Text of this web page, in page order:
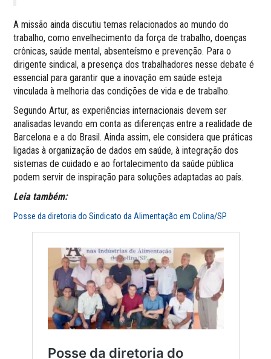
A missão ainda discutiu temas relacionados ao mundo do
trabalho, como envelhecimento da força de trabalho, doenças
crônicas, saúde mental, absenteísmo e prevenção. Para o
dirigente sindical, a presença dos trabalhadores nesse debate é
essencial para garantir que a inovação em saúde esteja
vinculada à melhoria das condições de vida e de trabalho.
Segundo Artur, as experiências internacionais devem ser
analisadas levando em conta as diferenças entre a realidade de
Barcelona e a do Brasil. Ainda assim, ele considera que práticas
ligadas à organização de dados em saúde, à integração dos
sistemas de cuidado e ao fortalecimento da saúde pública
podem servir de inspiração para soluções adaptadas ao país.
Leia também:
Posse da diretoria do Sindicato da Alimentação em Colina/SP